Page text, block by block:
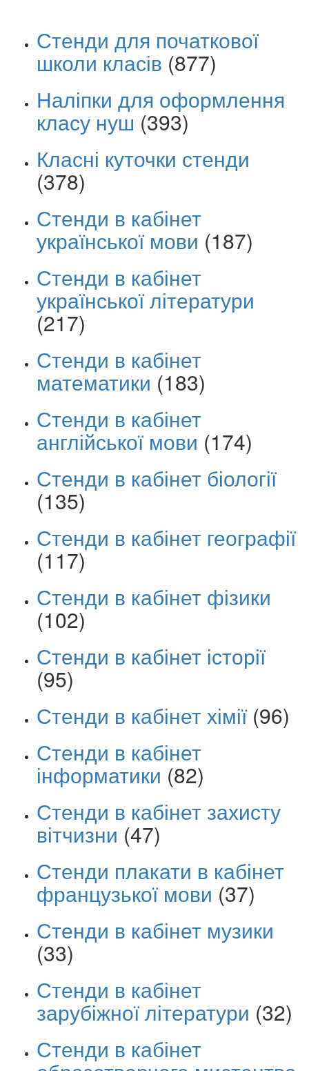
Стенди для початкової
школи класів (877)
Наліпки для оформлення
класу нуш (393)
Класні куточки стенди
(378)
Стенди в кабінет
української мови (187)
Стенди в кабінет
української літератури
(217)
Стенди в кабінет
математики (183)
Стенди в кабінет
англійської мови (174)
Стенди в кабінет біології
(135)
Стенди в кабінет географії
(117)
Стенди в кабінет фізики
(102)
Стенди в кабінет історії
(95)
Стенди в кабінет хімії (96)
Стенди в кабінет
інформатики (82)
Стенди в кабінет захисту
вітчизни (47)
Стенди плакати в кабінет
французької мови (37)
Стенди в кабінет музики
(33)
Стенди в кабінет
зарубіжної літератури (32)
Стенди в кабінет